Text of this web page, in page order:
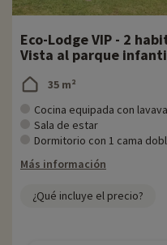
Eco-Lodge VIP - 2
Vista al parque
35 m²
Cocina equipada con
Sala de estar
Dormitorio con 1 cama
Más información
¿Qué incluye el precio?